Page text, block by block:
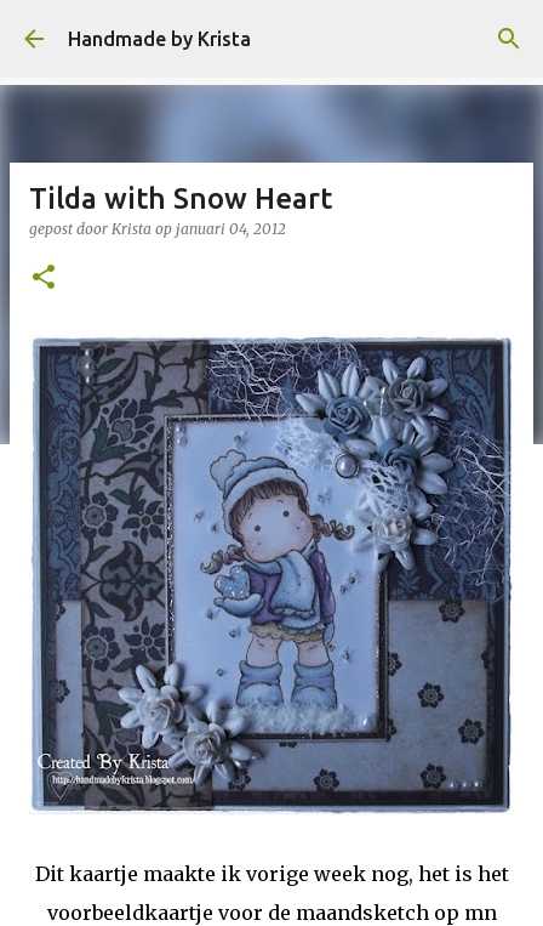
Doorgaan naar hoofdcontent
Handmade by Krista
Tilda with Snow Heart
gepost door Krista op januari 04, 2012
Dit kaartje maakte ik vorige week nog, het is het
voorbeeldkaartje voor de maandsketch op mn